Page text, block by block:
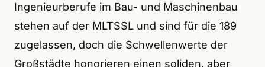
Ingenieurberufe im Bau- und Maschinenbau
stehen auf der MLTSSL und sind für die 189
zugelassen, doch die Schwellenwerte der
Großstädte honorieren einen soliden, aber